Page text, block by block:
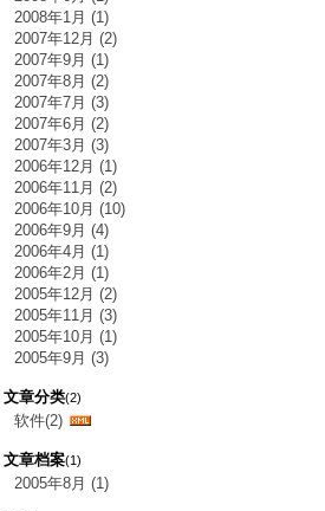
2008年1月 (1)
2007年12月 (2)
2007年9月 (1)
2007年8月 (2)
2007年7月 (3)
2007年6月 (2)
2007年3月 (3)
2006年12月 (1)
2006年11月 (2)
2006年10月 (10)
2006年9月 (4)
2006年4月 (1)
2006年2月 (1)
2005年12月 (2)
2005年11月 (3)
2005年10月 (1)
2005年9月 (3)
文章分类(2)
软件(2)
文章档案(1)
2005年8月 (1)